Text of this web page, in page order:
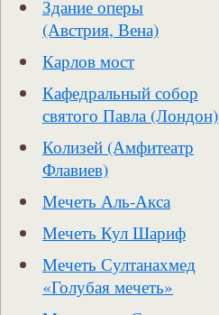
Здание оперы
(Австрия, Вена)
Карлов мост
Кафедральный собор
святого Павла (Лондон)
Колизей (Амфитеатр
Флавиев)
Мечеть Аль-Акса
Мечеть Кул Шариф
Мечеть Султанахмед
«Голубая мечеть»